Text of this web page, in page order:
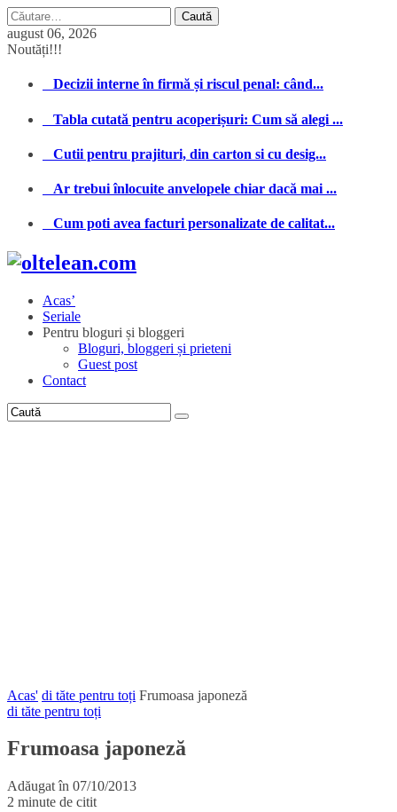
Caută
după:
august 06, 2026
Noutăți!!!
Decizii interne în firmă și riscul penal: când...
Tabla cutată pentru acoperișuri: Cum să alegi ...
Cutii pentru prajituri, din carton si cu desig...
Ar trebui înlocuite anvelopele chiar dacă mai ...
Cum poti avea facturi personalizate de calitat...
Acas’
Seriale
Pentru bloguri și bloggeri
Bloguri, bloggeri și prieteni
Guest post
Contact
Acas' di tăte pentru toți Frumoasa japoneză
di tăte pentru toți
Frumoasa japoneză
Adăugat în 07/10/2013
2 minute de citit